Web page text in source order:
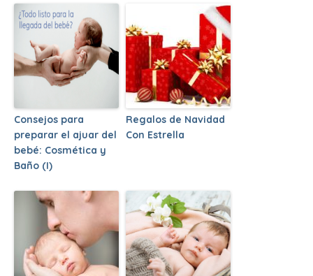
Consejos para
preparar el ajuar del
bebé: Cosmética y
Baño (I)
Regalos de Navidad
Con Estrella